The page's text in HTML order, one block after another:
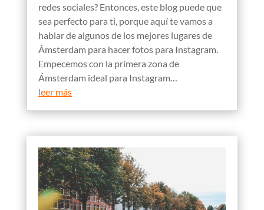
redes sociales? Entonces, este blog puede que
sea perfecto para ti, porque aquí te vamos a
hablar de algunos de los mejores lugares de
Ámsterdam para hacer fotos para Instagram.
Empecemos con la primera zona de
Ámsterdam ideal para Instagram…
leer más